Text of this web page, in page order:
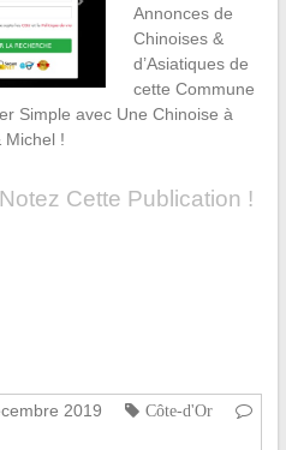
Annonces de
Chinoises &
d’Asiatiques de
cette Commune
Simple avec Une Chinoise à
Michel !
Notez Cette Publication !
2019
Côte-d'Or